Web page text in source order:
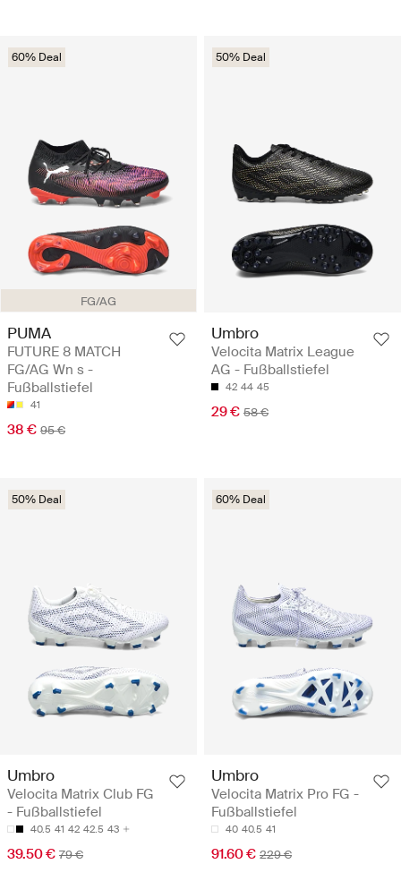
FG/AG
60% Deal
PUMA
FUTURE 8 MATCH
FG/AG Wn s -
Fußballstiefel
41
38 € 95 €
50% Deal
Umbro
Velocita Matrix League
AG - Fußballstiefel
42 44 45
29 € 58 €
50% Deal
Umbro
Velocita Matrix Club FG
- Fußballstiefel
40.5 41 42 42.5 43
39.50 € 79 €
60% Deal
Umbro
Velocita Matrix Pro FG -
Fußballstiefel
40 40.5 41
91.60 € 229 €